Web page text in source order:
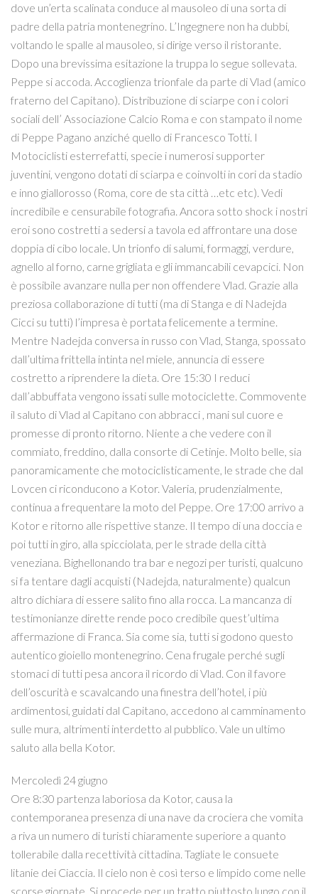
dove un’erta scalinata conduce al mausoleo di una sorta di
padre della patria montenegrino. L’Ingegnere non ha dubbi,
voltando le spalle al mausoleo, si dirige verso il ristorante.
Dopo una brevissima esitazione la truppa lo segue sollevata.
Peppe si accoda. Accoglienza trionfale da parte di Vlad (amico
fraterno del Capitano). Distribuzione di sciarpe con i colori
sociali dell’ Associazione Calcio Roma e con stampato il nome
di Peppe Pagano anziché quello di Francesco Totti. I
Motociclisti esterrefatti, specie i numerosi supporter
juventini, vengono dotati di sciarpa e coinvolti in cori da stadio
e inno giallorosso (Roma, core de sta città …etc etc). Vedi
incredibile e censurabile fotografia. Ancora sotto shock i nostri
eroi sono costretti a sedersi a tavola ed affrontare una dose
doppia di cibo locale. Un trionfo di salumi, formaggi, verdure,
agnello al forno, carne grigliata e gli immancabili cevapcici. Non
è possibile avanzare nulla per non offendere Vlad. Grazie alla
preziosa collaborazione di tutti (ma di Stanga e di Nadejda
Cicci su tutti) l’impresa è portata felicemente a termine.
Mentre Nadejda conversa in russo con Vlad, Stanga, spossato
dall’ultima frittella intinta nel miele, annuncia di essere
costretto a riprendere la dieta. Ore 15:30 I reduci
dall’abbuffata vengono issati sulle motociclette. Commovente
il saluto di Vlad al Capitano con abbracci , mani sul cuore e
promesse di pronto ritorno. Niente a che vedere con il
commiato, freddino, dalla consorte di Cetinje. Molto belle, sia
panoramicamente che motociclisticamente, le strade che dal
Lovcen ci riconducono a Kotor. Valeria, prudenzialmente,
continua a frequentare la moto del Peppe. Ore 17:00 arrivo a
Kotor e ritorno alle rispettive stanze. Il tempo di una doccia e
poi tutti in giro, alla spicciolata, per le strade della città
veneziana. Bighellonando tra bar e negozi per turisti, qualcuno
si fa tentare dagli acquisti (Nadejda, naturalmente) qualcun
altro dichiara di essere salito fino alla rocca. La mancanza di
testimonianze dirette rende poco credibile quest’ultima
affermazione di Franca. Sia come sia, tutti si godono questo
autentico gioiello montenegrino. Cena frugale perché sugli
stomaci di tutti pesa ancora il ricordo di Vlad. Con il favore
dell’oscurità e scavalcando una finestra dell’hotel, i più
ardimentosi, guidati dal Capitano, accedono al camminamento
sulle mura, altrimenti interdetto al pubblico. Vale un ultimo
saluto alla bella Kotor.
Mercoledì 24 giugno
Ore 8:30 partenza laboriosa da Kotor, causa la
contemporanea presenza di una nave da crociera che vomita
a riva un numero di turisti chiaramente superiore a quanto
tollerabile dalla recettività cittadina. Tagliate le consuete
litanie dei Ciaccia. Il cielo non è così terso e limpido come nelle
scorse giornate. Si procede per un tratto piuttosto lungo con il